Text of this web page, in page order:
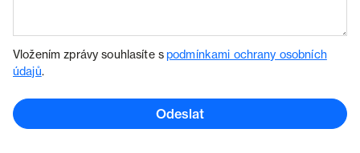
Vložením zprávy souhlasíte spodmínkami ochrany osobních
údajů.
Odeslat